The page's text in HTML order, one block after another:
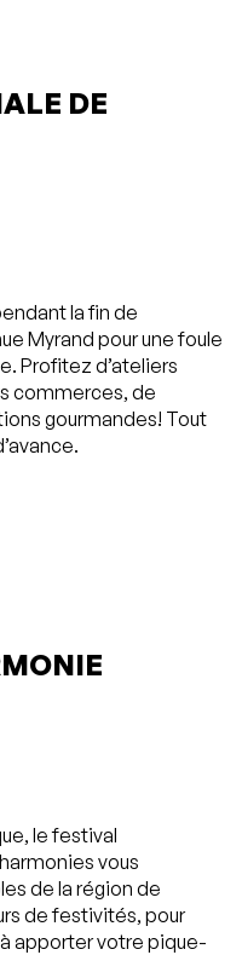
DE
la fin de
Myrand pour une foule
Profitez d’ateliers
commerces, de
gourmandes! Tout
le festival
vous
de la région de
de festivités, pour
apporter votre pique-